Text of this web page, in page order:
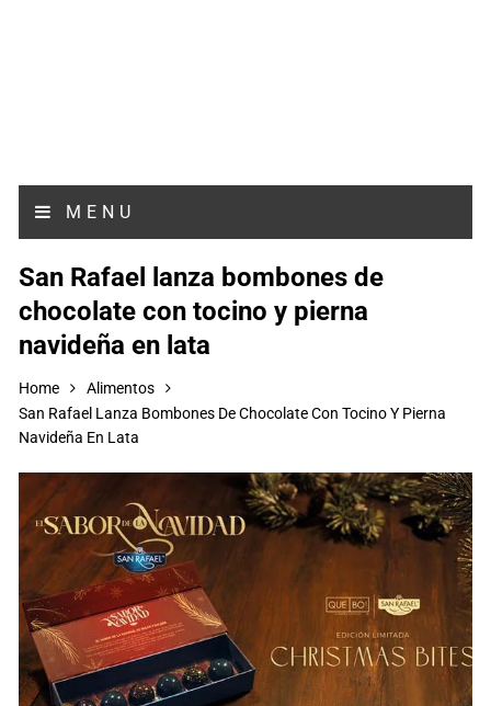
MENU
San Rafael lanza bombones de
chocolate con tocino y pierna
navideña en lata
Home
Alimentos
San Rafael Lanza Bombones De Chocolate Con Tocino Y Pierna
Navideña En Lata